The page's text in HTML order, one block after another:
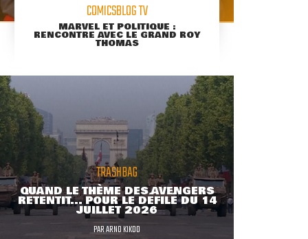
COMICSBLOG TV
MARVEL ET POLITIQUE :
RENCONTRE AVEC LE GRAND ROY
THOMAS
TRASHBAG
QUAND LE THÈME DES AVENGERS
RETENTIT... POUR LE DÉFILÉ DU 14
JUILLET 2026
PARARNO KIKOO